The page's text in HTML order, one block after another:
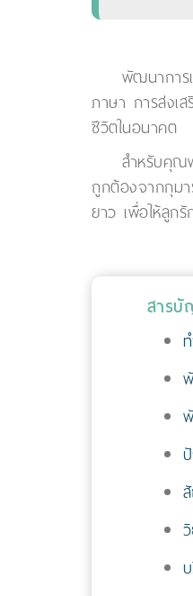
พัฒนาการ
ภาษา การส่งเ
ชีวิตในอนาคต
สำหรับคุณ
ถูกต้องจากกุม
ยาว เพื่อให้ลูก
สาร